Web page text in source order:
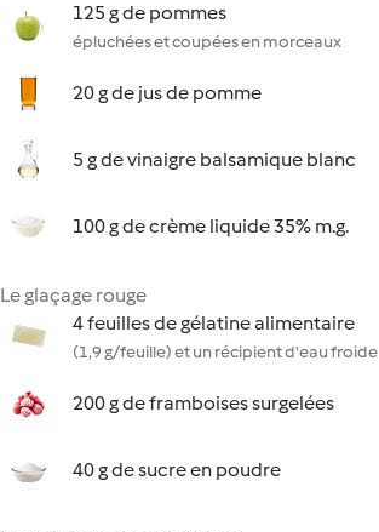
125 g de pommes
épluchées et coupées en morceaux
20 g de jus de pomme
5 g de vinaigre balsamique blanc
100 g de crème liquide 35% m.g.
Le glaçage rouge
4 feuilles de gélatine alimentaire
(1,9 g/feuille) et un récipient d'eau froide
200 g de framboises surgelées
40 g de sucre en poudre